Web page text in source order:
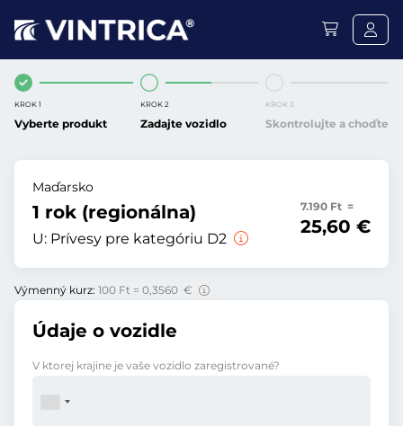
KROK 1
Vyberte produkt
KROK 2
Zadajte vozidlo
KROK 3
Skontrolujte a choďte
Maďarsko
1 rok (regionálna)
U: Prívesy pre kategóriu D2
7.190 Ft =
25,60 €
Výmenný kurz: 100 Ft = 0,3560 €
Údaje o vozidle
V ktorej krajine je vaše vozidlo zaregistrované?